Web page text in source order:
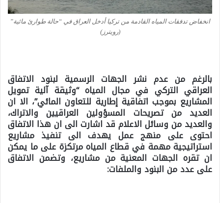
انخفاض تدفقات المياه القادمة من تركيا أدخل العراق في “حالة طوارئ مائية”
(رويترز)
بالرغم من عدم نشر الجهات الرسمية لبنود الاتفاق
العراقي التركي في مجال المياه “وثيقة آلية تمويل
المشاريع بموجب اتفاقية إطارية للتعاون المائي”، الا ان
العديد من تصريحات المسؤولين العراقيين والاتراك،
والعديد من وسائل الاعلام قد اشارت الى ان هذا الاتفاق
احتوى على منهج عمل يهدف الى تنفيذ مشاريع
استراتيجية مهمة في قطاع المياه مرتكزة على ما يمكن
ان تقره الجهات المعنية من مشاريع، وتضمن الاتفاق
على عدد من البنود والملفات: